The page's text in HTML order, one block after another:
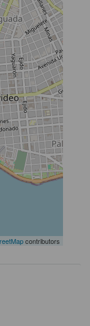
contributors